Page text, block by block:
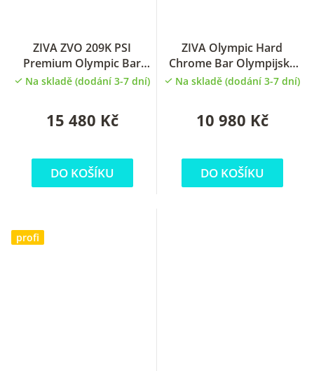
ZIVA ZVO 209K PSI
Premium Olympic Bar
Olympijská oska 170cm
Na skladě (dodání 3-7 dní)
15 480 Kč
DO KOŠÍKU
ZIVA Olympic Hard
Chrome Bar Olympijská
oska 180cm
Na skladě (dodání 3-7 dní)
10 980 Kč
DO KOŠÍKU
profi